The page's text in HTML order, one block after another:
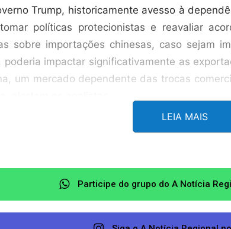
Trump, historicamente avesso à
políticas protecionistas e reavaliar
sobre importações chinesas, caso sejam
poderia impactar significativamente as
um mercado dependente das trocas
brasileiras com grande exposição à
maior exportador de produtos agrícolas
suas parcerias estratégicas em um
LEIA MAIS
Participe do grupo do A Notícia